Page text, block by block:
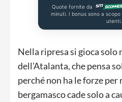
Quote fornite da
minuti. I bonus sono a
utenti.
Nella ripresa si gioca solo
dell’Atalanta, che pensa
perché non ha le forze
bergamasco cade solo a